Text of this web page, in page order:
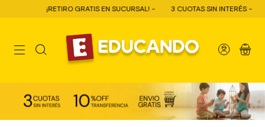
¡RETIRO GRATIS EN SUCURSAL! - 3 CUOTAS SIN INTERÉS -
0